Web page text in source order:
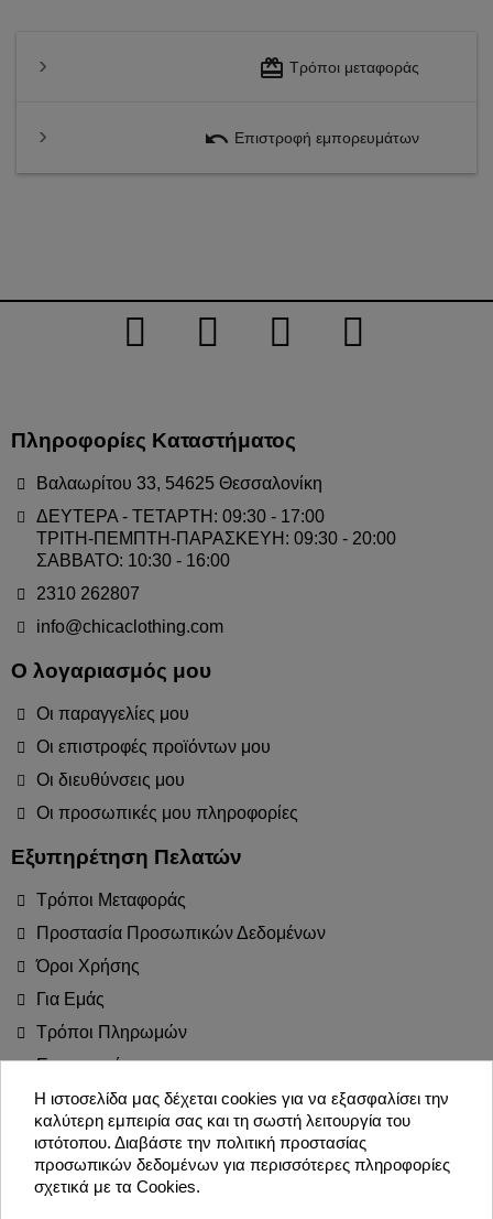
redeem Τρόποι μεταφοράς
undo Επιστροφή εμπορευμάτων
Πληροφορίες Καταστήματος
Βαλαωρίτου 33, 54625 Θεσσαλονίκη
ΔΕΥΤΕΡΑ - ΤΕΤΑΡΤΗ: 09:30 - 17:00
ΤΡΙΤΗ-ΠΕΜΠΤΗ-ΠΑΡΑΣΚΕΥΗ: 09:30 - 20:00
ΣΑΒΒΑΤΟ: 10:30 - 16:00
2310 262807
info@chicaclothing.com
Ο λογαριασμός μου
Οι παραγγελίες μου
Οι επιστροφές προϊόντων μου
Οι διευθύνσεις μου
Οι προσωπικές μου πληροφορίες
Εξυπηρέτηση Πελατών
Τρόποι Μεταφοράς
Προστασία Προσωπικών Δεδομένων
Όροι Χρήσης
Για Εμάς
Τρόποι Πληρωμών
Επιστροφές
Blog
Join the Party!
Η ιστοσελίδα μας δέχεται cookies για να εξασφαλίσει την
καλύτερη εμπειρία σας και τη σωστή λειτουργία του
ιστότοπου. Διαβάστε την πολιτική προστασίας
προσωπικών δεδομένων για περισσότερες πληροφορίες
σχετικά με τα Cookies.